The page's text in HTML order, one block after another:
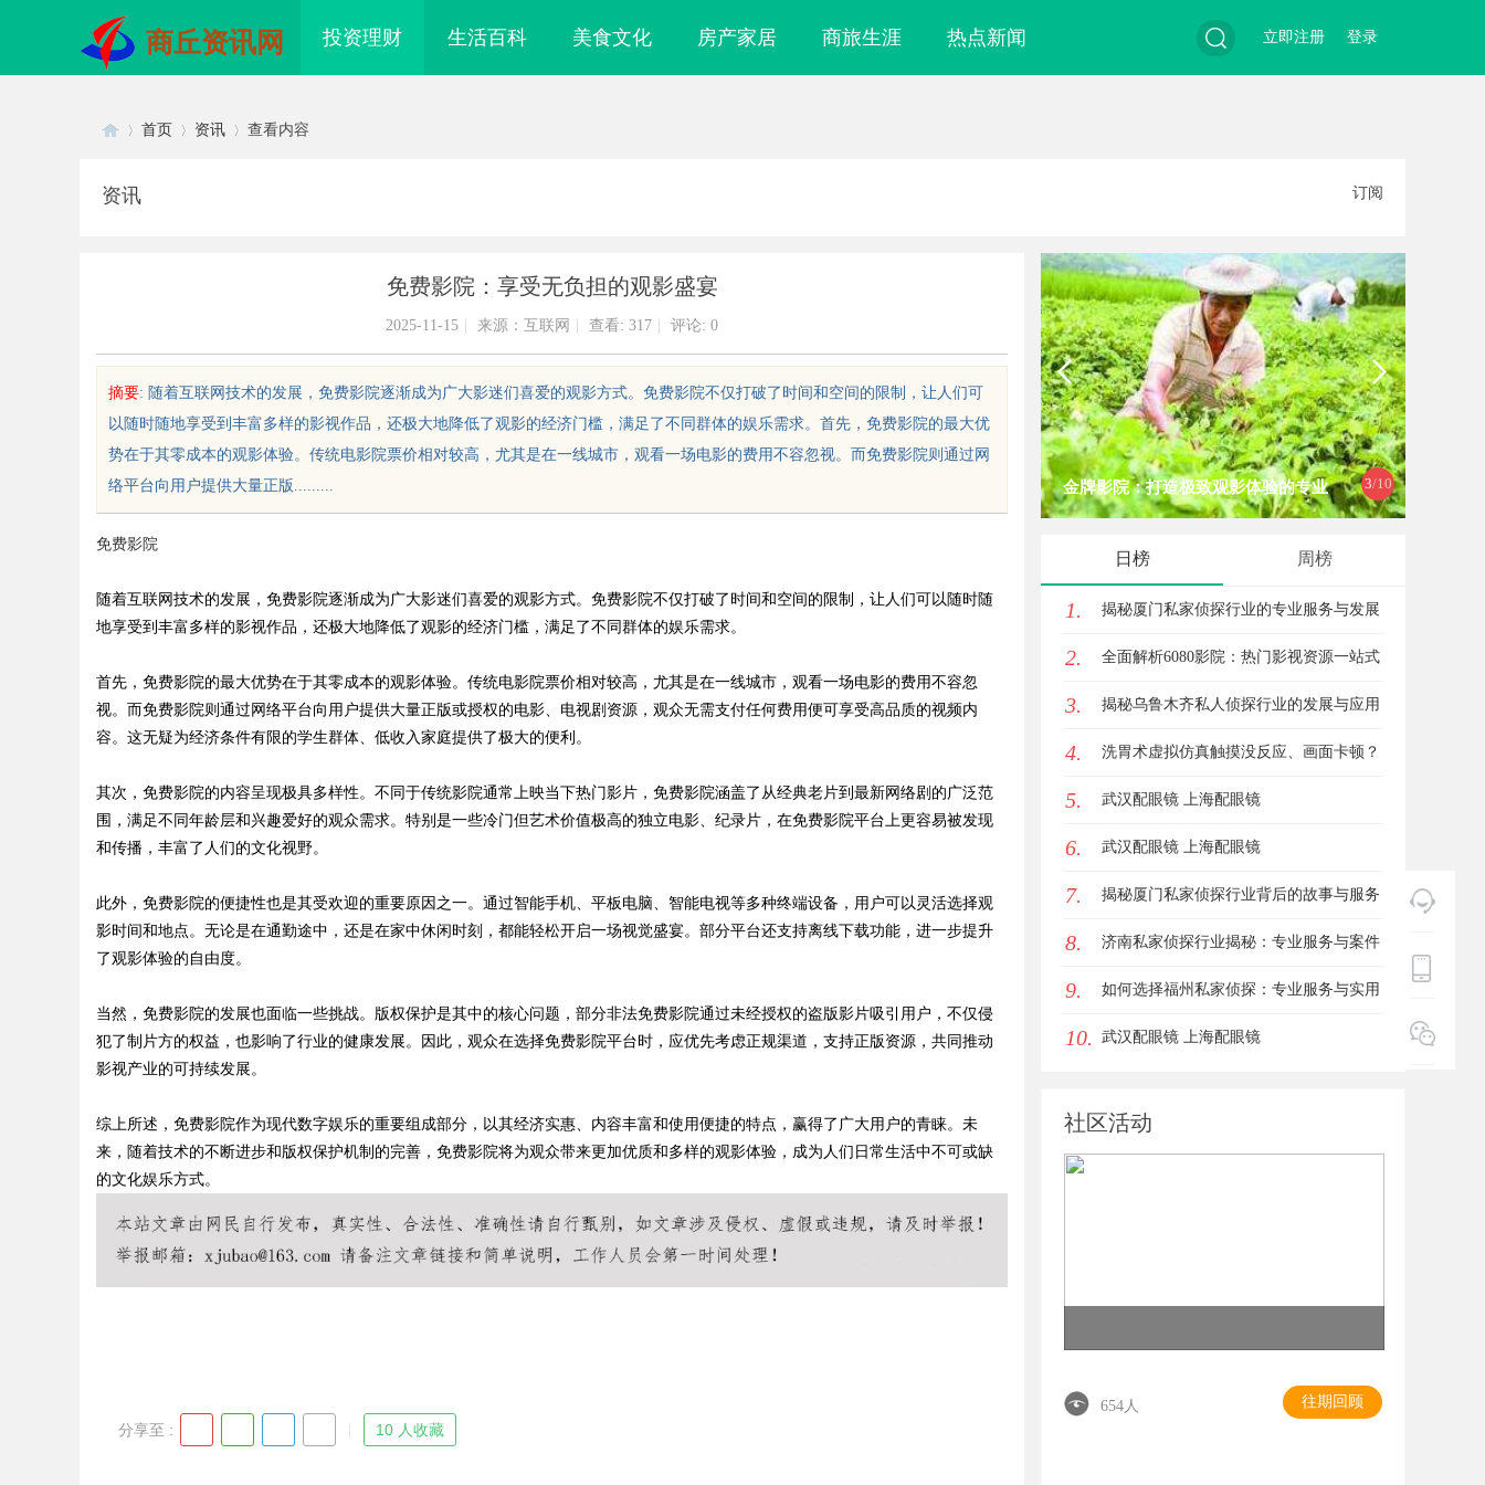
商丘资讯网 投资理财 生活百科 美食文化 房产家居 商旅生涯 热点新闻
索
登录
立即注册
sc
首页 资讯 查看内容
资讯 订阅
免费影院：享受无负担的观影盛宴
2025-11-15 来源：互联网 查看: 317 评论: 0
摘要: 随着互联网技术的发展，免费影院逐渐成为广大影迷们喜爱的观影方式。免费影院不仅打破了时间和空间的限制，让人们可
以随时随地享受到丰富多样的影视作品，还极大地降低了观影的经济门槛，满足了不同群体的娱乐需求。首先，免费影院的最大优
势在于其零成本的观影体验。传统电影院票价相对较高，尤其是在一线城市，观看一场电影的费用不容忽视。而免费影院则通过网
络平台向用户提供大量正版.........
免费影院
随着互联网技术的发展，免费影院逐渐成为广大影迷们喜爱的观影方式。免费影院不仅打破了时间和空间的限制，让人们可以随时随
地享受到丰富多样的影视作品，还极大地降低了观影的经济门槛，满足了不同群体的娱乐需求。
首先，免费影院的最大优势在于其零成本的观影体验。传统电影院票价相对较高，尤其是在一线城市，观看一场电影的费用不容忽
视。而免费影院则通过网络平台向用户提供大量正版或授权的电影、电视剧资源，观众无需支付任何费用便可享受高品质的视频内
容。这无疑为经济条件有限的学生群体、低收入家庭提供了极大的便利。
其次，免费影院的内容呈现极具多样性。不同于传统影院通常上映当下热门影片，免费影院涵盖了从经典老片到最新网络剧的广泛范
围，满足不同年龄层和兴趣爱好的观众需求。特别是一些冷门但艺术价值极高的独立电影、纪录片，在免费影院平台上更容易被发现
和传播，丰富了人们的文化视野。
此外，免费影院的便捷性也是其受欢迎的重要原因之一。通过智能手机、平板电脑、智能电视等多种终端设备，用户可以灵活选择观
影时间和地点。无论是在通勤途中，还是在家中休闲时刻，都能轻松开启一场视觉盛宴。部分平台还支持离线下载功能，进一步提升
了观影体验的自由度。
当然，免费影院的发展也面临一些挑战。版权保护是其中的核心问题，部分非法免费影院通过未经授权的盗版影片吸引用户，不仅侵
犯了制片方的权益，也影响了行业的健康发展。因此，观众在选择免费影院平台时，应优先考虑正规渠道，支持正版资源，共同推动
影视产业的可持续发展。
综上所述，免费影院作为现代数字娱乐的重要组成部分，以其经济实惠、内容丰富和使用便捷的特点，赢得了广大用户的青睐。未
来，随着技术的不断进步和版权保护机制的完善，免费影院将为观众带来更加优质和多样的观影体验，成为人们日常生活中不可或缺
的文化娱乐方式。
分享至 : 10 人收藏
3/10
眼镜 上海配眼镜 金牌影院：打造极致观影体验的专业
日榜 周榜
1. 揭秘厦门私家侦探行业的专业服务与发展
趋势
2. 全面解析6080影院：热门影视资源一站式
观看体验
3. 揭秘乌鲁木齐私人侦探行业的发展与应用
前景
4. 洗胃术虚拟仿真触摸没反应、画面卡顿？
立方幻境破解难题
5. 武汉配眼镜 上海配眼镜
6. 武汉配眼镜 上海配眼镜
7. 揭秘厦门私家侦探行业背后的故事与服务
价值
8. 济南私家侦探行业揭秘：专业服务与案件
解析全方位指南
9. 如何选择福州私家侦探：专业服务与实用
指南详解
10. 武汉配眼镜 上海配眼镜
社区活动
654人 往期回顾